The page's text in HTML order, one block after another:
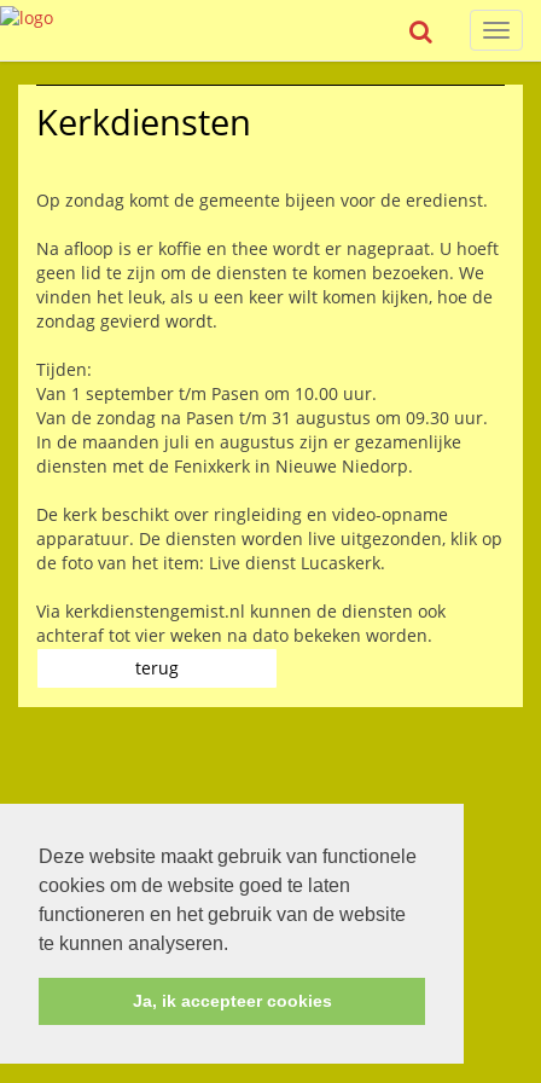
Deze website maakt gebruik van functionele
cookies om de website goed te laten
functioneren en het gebruik van de website
te kunnen analyseren.
Ja, ik accepteer cookies
Kerkdiensten
Op zondag komt de gemeente bijeen voor de eredienst.
Na afloop is er koffie en thee wordt er nagepraat. U hoeft
geen lid te zijn om de diensten te komen bezoeken. We
vinden het leuk, als u een keer wilt komen kijken, hoe de
zondag gevierd wordt.
Tijden:
Van 1 september t/m Pasen om 10.00 uur.
Van de zondag na Pasen t/m 31 augustus om 09.30 uur.
In de maanden juli en augustus zijn er gezamenlijke
diensten met de Fenixkerk in Nieuwe Niedorp.
De kerk beschikt over ringleiding en video-opname
apparatuur. De diensten worden live uitgezonden, klik op
de foto van het item: Live dienst Lucaskerk.
Via kerkdienstengemist.nl kunnen de diensten ook
achteraf tot vier weken na dato bekeken worden.
terug